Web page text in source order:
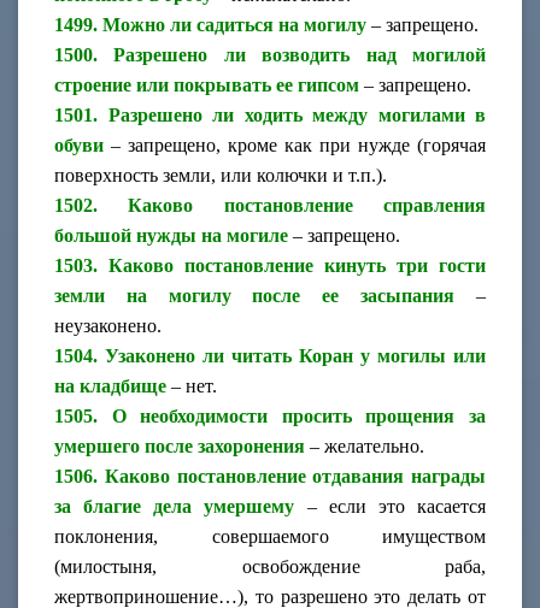
1499. Можно ли садиться на могилу – запрещено.
1500. Разрешено ли возводить над могилой
строение или покрывать ее гипсом – запрещено.
1501. Разрешено ли ходить между могилами в
обуви – запрещено, кроме как при нужде (горячая
поверхность земли, или колючки и т.п.).
1502. Каково постановление справления
большой нужды на могиле – запрещено.
1503. Каково постановление кинуть три гости
земли на могилу после ее засыпания –
неузаконено.
1504. Узаконено ли читать Коран у могилы или
на кладбище – нет.
1505. О необходимости просить прощения за
умершего после захоронения – желательно.
1506. Каково постановление отдавания награды
за благие дела умершему
– если это касается
поклонения, совершаемого имуществом
(милостыня, освобождение раба,
жертвоприношение…), то разрешено это делать от